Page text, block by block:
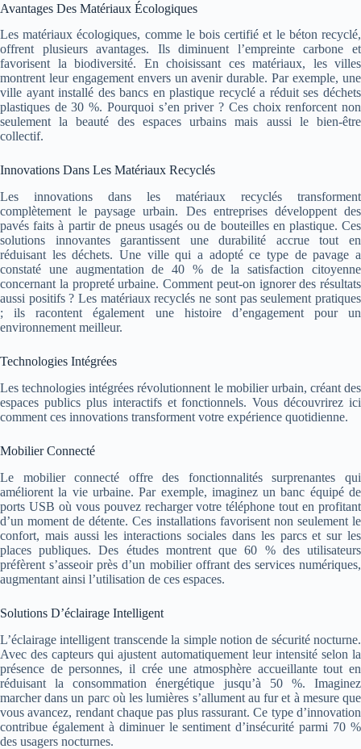
Avantages Des Matériaux Écologiques
Les matériaux écologiques, comme le bois certifié et le béton recyclé,
offrent plusieurs avantages. Ils diminuent l’empreinte carbone et
favorisent la biodiversité. En choisissant ces matériaux, les villes
montrent leur engagement envers un avenir durable. Par exemple, une
ville ayant installé des bancs en plastique recyclé a réduit ses déchets
plastiques de 30 %. Pourquoi s’en priver ? Ces choix renforcent non
seulement la beauté des espaces urbains mais aussi le bien-être
collectif.
Innovations Dans Les Matériaux Recyclés
Les innovations dans les matériaux recyclés transforment
complètement le paysage urbain. Des entreprises développent des
pavés faits à partir de pneus usagés ou de bouteilles en plastique. Ces
solutions innovantes garantissent une durabilité accrue tout en
réduisant les déchets. Une ville qui a adopté ce type de pavage a
constaté une augmentation de 40 % de la satisfaction citoyenne
concernant la propreté urbaine. Comment peut-on ignorer des résultats
aussi positifs ? Les matériaux recyclés ne sont pas seulement pratiques
; ils racontent également une histoire d’engagement pour un
environnement meilleur.
Technologies Intégrées
Les technologies intégrées révolutionnent le mobilier urbain, créant des
espaces publics plus interactifs et fonctionnels. Vous découvrirez ici
comment ces innovations transforment votre expérience quotidienne.
Mobilier Connecté
Le mobilier connecté offre des fonctionnalités surprenantes qui
améliorent la vie urbaine. Par exemple, imaginez un banc équipé de
ports USB où vous pouvez recharger votre téléphone tout en profitant
d’un moment de détente. Ces installations favorisent non seulement le
confort, mais aussi les interactions sociales dans les parcs et sur les
places publiques. Des études montrent que 60 % des utilisateurs
préfèrent s’asseoir près d’un mobilier offrant des services numériques,
augmentant ainsi l’utilisation de ces espaces.
Solutions D’éclairage Intelligent
L’éclairage intelligent transcende la simple notion de sécurité nocturne.
Avec des capteurs qui ajustent automatiquement leur intensité selon la
présence de personnes, il crée une atmosphère accueillante tout en
réduisant la consommation énergétique jusqu’à 50 %. Imaginez
marcher dans un parc où les lumières s’allument au fur et à mesure que
vous avancez, rendant chaque pas plus rassurant. Ce type d’innovation
contribue également à diminuer le sentiment d’insécurité parmi 70 %
des usagers nocturnes.